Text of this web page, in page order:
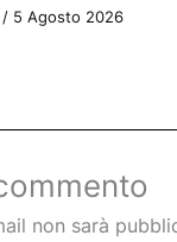
5 Agosto 2026
non sarà